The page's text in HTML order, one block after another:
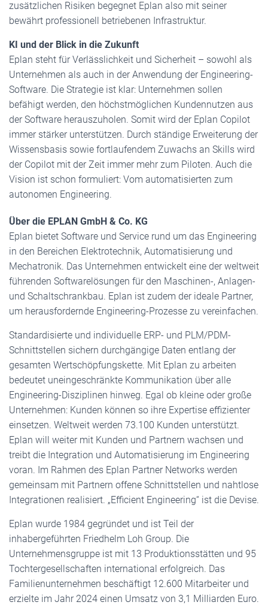
zusätzlichen Risiken begegnet Eplan also mit seiner
bewährt professionell betriebenen Infrastruktur.
KI und der Blick in die Zukunft
Eplan steht für Verlässlichkeit und Sicherheit – sowohl als
Unternehmen als auch in der Anwendung der Engineering-
Software. Die Strategie ist klar: Unternehmen sollen
befähigt werden, den höchstmöglichen Kundennutzen aus
der Software herauszuholen. Somit wird der Eplan Copilot
immer stärker unterstützen. Durch ständige Erweiterung der
Wissensbasis sowie fortlaufendem Zuwachs an Skills wird
der Copilot mit der Zeit immer mehr zum Piloten. Auch die
Vision ist schon formuliert: Vom automatisierten zum
autonomen Engineering.
Über die EPLAN GmbH & Co. KG
Eplan bietet Software und Service rund um das Engineering
in den Bereichen Elektrotechnik, Automatisierung und
Mechatronik. Das Unternehmen entwickelt eine der weltweit
führenden Softwarelösungen für den Maschinen-, Anlagen-
und Schaltschrankbau. Eplan ist zudem der ideale Partner,
um herausfordernde Engineering-Prozesse zu vereinfachen.
Standardisierte und individuelle ERP- und PLM/PDM-
Schnittstellen sichern durchgängige Daten entlang der
gesamten Wertschöpfungskette. Mit Eplan zu arbeiten
bedeutet uneingeschränkte Kommunikation über alle
Engineering-Disziplinen hinweg. Egal ob kleine oder große
Unternehmen: Kunden können so ihre Expertise effizienter
einsetzen. Weltweit werden 73.100 Kunden unterstützt.
Eplan will weiter mit Kunden und Partnern wachsen und
treibt die Integration und Automatisierung im Engineering
voran. Im Rahmen des Eplan Partner Networks werden
gemeinsam mit Partnern offene Schnittstellen und nahtlose
Integrationen realisiert. „Efficient Engineering“ ist die Devise.
Eplan wurde 1984 gegründet und ist Teil der
inhabergeführten Friedhelm Loh Group. Die
Unternehmensgruppe ist mit 13 Produktionsstätten und 95
Tochtergesellschaften international erfolgreich. Das
Familienunternehmen beschäftigt 12.600 Mitarbeiter und
erzielte im Jahr 2024 einen Umsatz von 3,1 Milliarden Euro.